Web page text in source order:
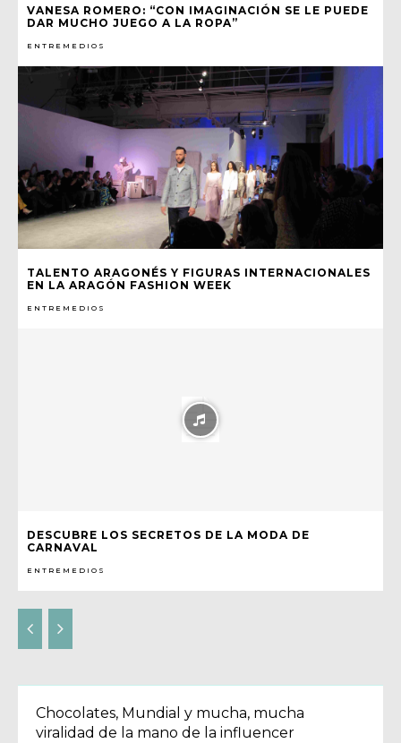
VANESA ROMERO: “CON IMAGINACIÓN SE LE PUEDE
DAR MUCHO JUEGO A LA ROPA”
ENTREMEDIOS
TALENTO ARAGONÉS Y FIGURAS INTERNACIONALES
EN LA ARAGÓN FASHION WEEK
ENTREMEDIOS
DESCUBRE LOS SECRETOS DE LA MODA DE
CARNAVAL
ENTREMEDIOS
Chocolates, Mundial y mucha, mucha
viralidad de la mano de la influencer